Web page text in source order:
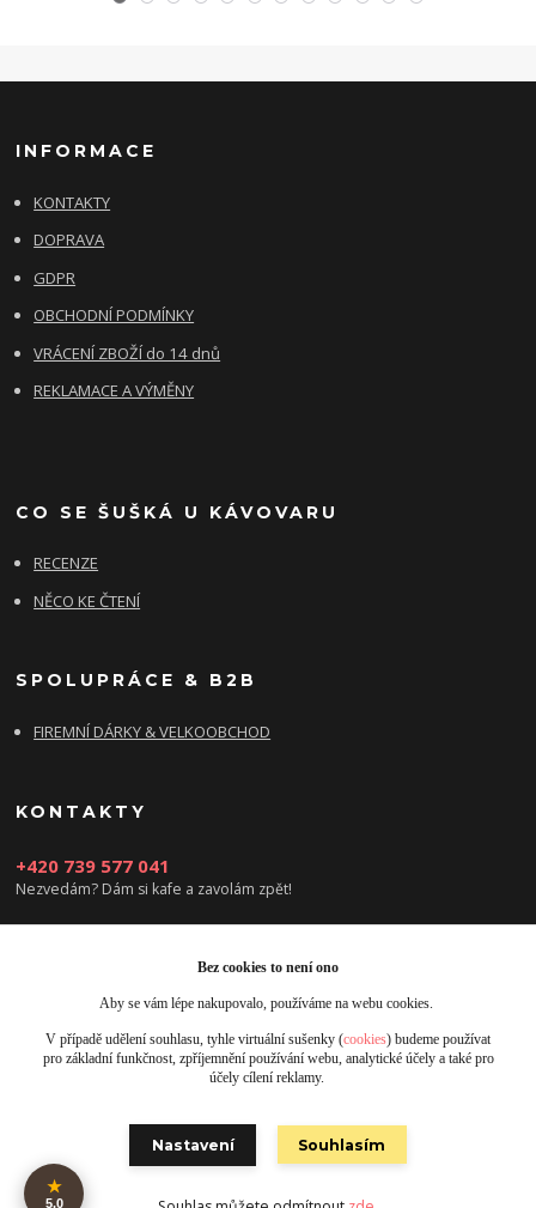
★
5.0
INFORMACE
KONTAKTY
DOPRAVA
GDPR
OBCHODNÍ PODMÍNKY
VRÁCENÍ ZBOŽÍ do 14 dnů
REKLAMACE A VÝMĚNY
CO SE ŠUŠKÁ U KÁVOVARU
RECENZE
NĚCO KE ČTENÍ
SPOLUPRÁCE & B2B
FIREMNÍ DÁRKY & VELKOOBCHOD
KONTAKTY
+420 739 577 041
Nezvedám? Dám si kafe a zavolám zpět!
info@damsikafe.cz
Obrázky jsou pouze ilustrativní © 2025 Designed by Damsikafe.cz
Bez cookies to není ono
Aby se vám lépe nakupovalo, používáme na webu cookies.
V případě udělení souhlasu, tyhle virtuální sušenky (cookies) budeme používat
pro základní funkčnost, zpříjemnění používání webu, analytické účely a také pro
účely cílení reklamy.
Nastavení Souhlasím